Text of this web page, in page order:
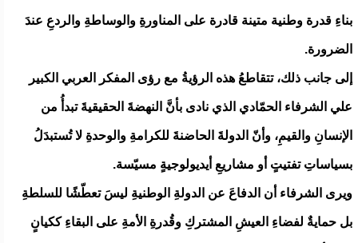
بناءِ قدرة وطنية متينة قادرة على المناورةِ والوساطةِ والردعِ عندَ
الضرورة.
إلى جانب ذلك، تتقاطعُ هذه الرؤيةُ مع رؤى المفكر العربي الكبير
علي الشرفاء الحمّادي الذي نادى بأنَّ النهضةَ الحقيقيةَ تبدأُ من
الإنسانِ والقيمِ، وأنّ الدولةَ الحاضنةَ للكرامةِ والوحدةِ لا تُستبدَلُ
بسياساتِ تفتيتٍ أو مشاريعِ أيديولوجيةٍ مسيّسة.
ويرى الشرفاء أن الدفاعَ عن الدولةِ الوطنيةِ ليسَ تعطّشًا للسلطةِ
بل حمايةٌ لفضاءِ العيشِ المشتركِ وقُدرةِ الأمةِ على البقاءِ ككيانٍ